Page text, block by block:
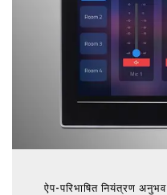
ऐप-परिभाषित नियंत्रण अनुभव